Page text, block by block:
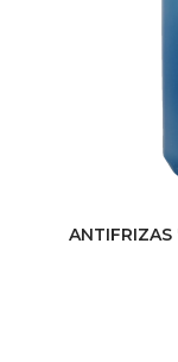
ANTIFRIZAS